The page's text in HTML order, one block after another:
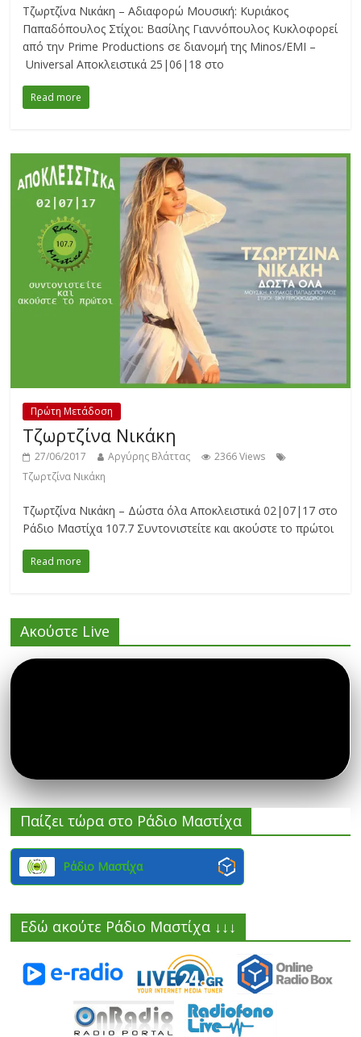
Τζωρτζίνα Νικάκη – Αδιαφορώ Μουσική: Κυριάκος
Παπαδόπουλος Στίχοι: Βασίλης Γιαννόπουλος Κυκλοφορεί
από την Prime Productions σε διανομή της Minos/EMI –
Universal Αποκλειστικά 25|06|18 στο
Read more
Πρώτη Μετάδοση
Τζωρτζίνα Νικάκη
27/06/2017 Αργύρης Βλάττας
2366 Views
Τζωρτζίνα Νικάκη
Τζωρτζίνα Νικάκη – Δώστα όλα Αποκλειστικά 02|07|17 στο
Ράδιο Μαστίχα 107.7 Συντονιστείτε και ακούστε το πρώτοι
Read more
Ακούστε Live
Παίζει τώρα στο Ράδιο Μαστίχα
Ράδιο Μαστίχα
Εδώ ακούτε Ράδιο Μαστίχα ↓↓↓